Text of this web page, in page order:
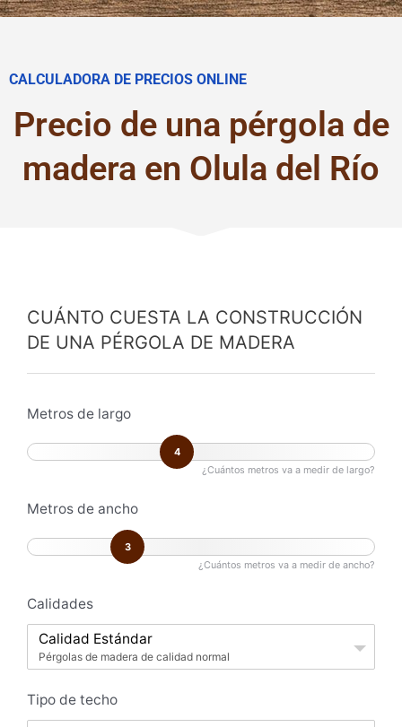
CALCULADORA DE PRECIOS ONLINE
Precio de una pérgola de
madera en Olula del Río
CUÁNTO CUESTA LA CONSTRUCCIÓN
DE UNA PÉRGOLA DE MADERA
Metros de largo
4
¿Cuántos metros va a medir de largo?
Metros de ancho
3
¿Cuántos metros va a medir de ancho?
Calidades
Calidad Estándar
Pérgolas de madera de calidad normal
Tipo de techo